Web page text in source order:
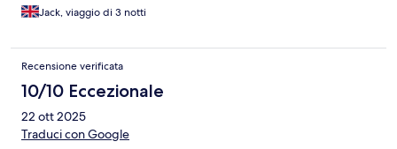
Jack, viaggio di 3 notti
Recensione verificata
10/10 Eccezionale
22 ott 2025
Traduci con Google